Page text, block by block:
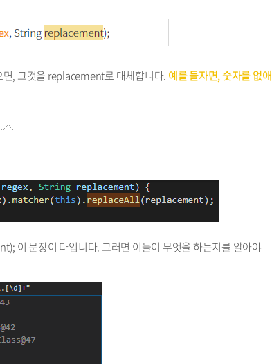
, 그것을 replacement로 대체합니다. 예를 들자면, 숫자를 없애
문장이 다입니다. 그러면 이들이 무엇을 하는지를 알아야